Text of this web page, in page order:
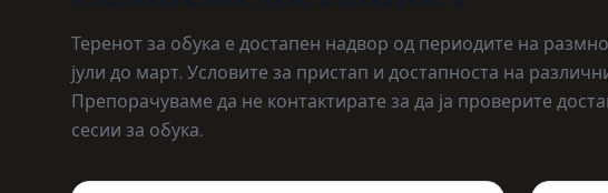
Теренот за обука е достапен надвор од периодите на
јули до март. Условите за пристап и достапноста на
Препорачуваме да не контактирате за да ја проверите
сесии за обука.